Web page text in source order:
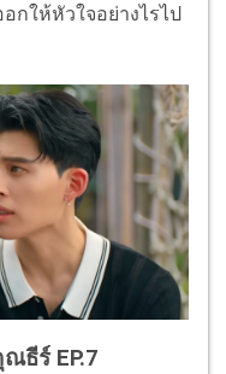
กให้หัวใจอย่างไรไป
ธีร์ EP.7